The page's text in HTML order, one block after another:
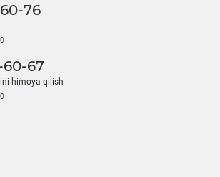
60-76
60-67
himoya qilish